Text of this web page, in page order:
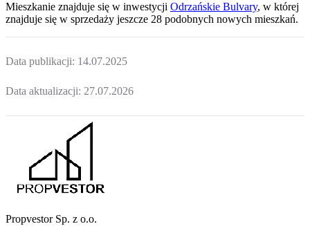
Mieszkanie znajduje się w inwestycji Odrzańskie Bulvary, w której
znajduje się w sprzedaży jeszcze 28 podobnych nowych mieszkań.
Data publikacji: 14.07.2025
Data aktualizacji: 27.07.2026
Propvestor Sp. z o.o.